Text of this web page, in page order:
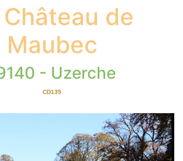
Château de
Maubec
- Uzerche
CD135